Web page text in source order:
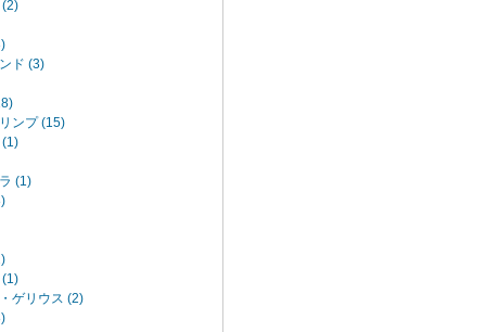
(2)
ド (3)
ンプ (15)
(1)
(1)
(1)
ゲリウス (2)